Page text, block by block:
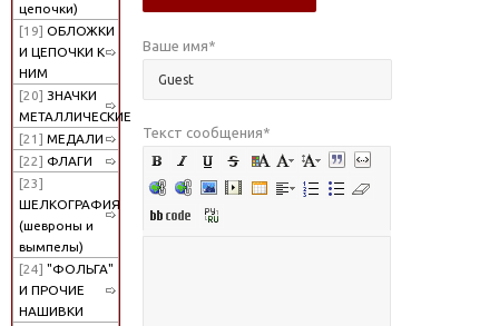
цепочки)
[19] ОБЛОЖКИ
И ЦЕПОЧКИ К
НИМ
[20] ЗНАЧКИ
МЕТАЛЛИЧЕСКИЕ
[21] МЕДАЛИ
[22] ФЛАГИ
[23]
ШЕЛКОГРАФИЯ
(шевроны и
вымпелы)
[24] "ФОЛЬГА"
И ПРОЧИЕ
НАШИВКИ
Ваше имя*
Текст сообщения*